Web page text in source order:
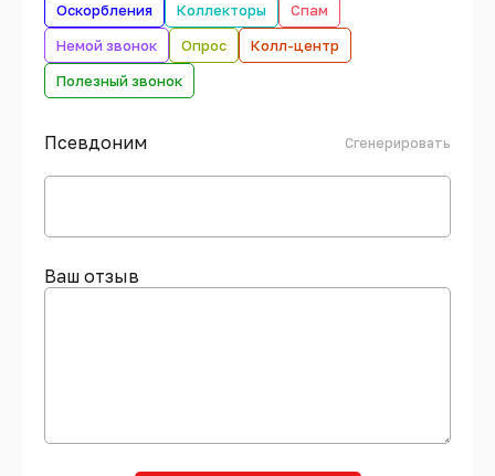
Оскорбления
Коллекторы
Спам
Немой звонок
Опрос
Колл-центр
Полезный звонок
Псевдоним Сгенерировать
Ваш отзыв